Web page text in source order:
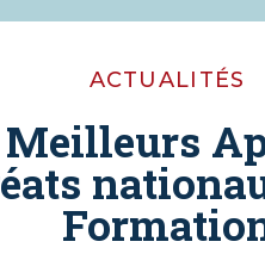
ACTUALITÉS